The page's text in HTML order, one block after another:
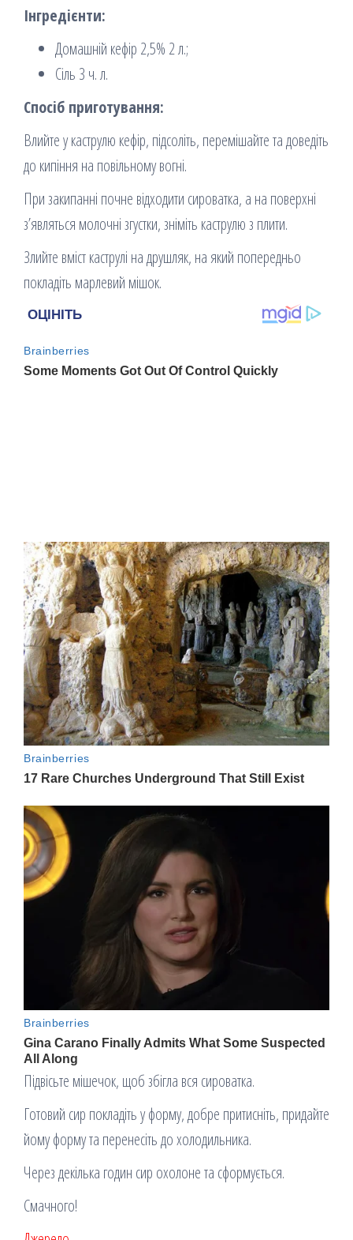
Інгредієнти:
Домашній кефір 2,5% 2 л.;
Сіль 3 ч. л.
Спосіб приготування:
Влийте у каструлю кефір, підсоліть, перемішайте та доведіть
до кипіння на повільному вогні.
При закипанні почне відходити сироватка, а на поверхні
з’являться молочні згустки, зніміть каструлю з плити.
Злийте вміст каструлі на друшляк, на який попередньо
покладіть марлевий мішок.
Підвісьте мішечок, щоб збігла вся сироватка.
Готовий сир покладіть у форму, добре притисніть, придайте
йому форму та перенесіть до холодильника.
Через декілька годин сир охолоне та сформується.
Смачного!